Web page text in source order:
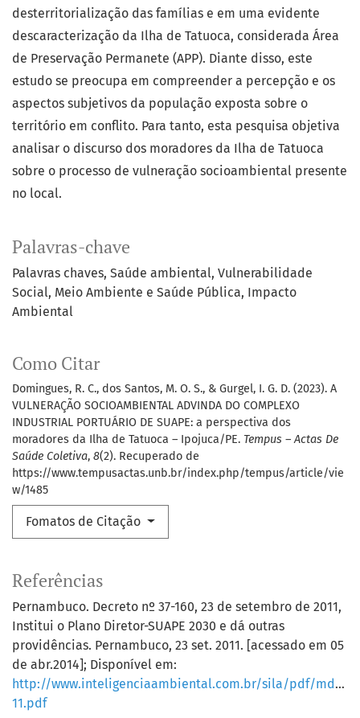
Palavras-chave
Palavras chaves Saúde ambiental Vulnerabilidade
Social Meio Ambiente e Saúde Pública Impacto
Ambiental
Como Citar
Domingues, R. C., dos Santos, M. O. S., & Gurgel, I. G. D. (2023). A
VULNERAÇÃO SOCIOAMBIENTAL ADVINDA DO COMPLEXO
INDUSTRIAL PORTUÁRIO DE SUAPE: a perspectiva dos
moradores da Ilha de Tatuoca – Ipojuca/PE. Tempus – Actas De
Saúde Coletiva, 8(2). Recuperado de
https://www.tempusactas.unb.br/index.php/tempus/article/vie
w/1485
Fomatos de Citação
desterritorialização das famílias e em uma evidente
descaracterização da Ilha de Tatuoca, considerada Área
de Preservação Permanete (APP). Diante disso, este
estudo se preocupa em compreender a percepção e os
aspectos subjetivos da população exposta sobre o
território em conflito. Para tanto, esta pesquisa objetiva
analisar o discurso dos moradores da Ilha de Tatuoca
sobre o processo de vulneração socioambiental presente
no local.
Referências
Pernambuco. Decreto nº 37-160, 23 de setembro de 2011,
Institui o Plano Diretor-SUAPE 2030 e dá outras
providências. Pernambuco, 23 set. 2011. [acessado em 05
de abr.2014]; Disponível em:
http://www.inteligenciaambiental.com.br/sila/pdf/
11.pdf